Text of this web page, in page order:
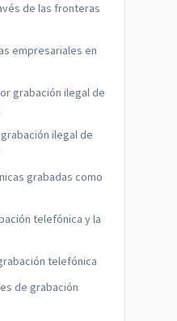
de las fronteras
empresariales en
grabación ilegal de
ilegal de
grabadas como
telefónica y la
telefónica
de grabación